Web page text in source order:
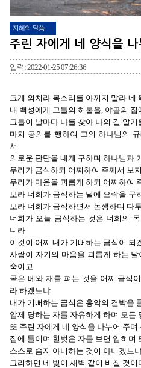
지혜의 말씀
주린 자에게 네 양식을 나
입력: 2022-01-25 07:26:36
크게 외치라 목소리를 아끼지 말라 네
내 백성에게 그들의 허물을, 야곱의
그들이 날마다 나를 찾아 나의 길 알기
마치 공의를 행하여 그의 하나님의
서
의로운 판단을 내게 구하며 하나님과
우리가 금식하되 어찌하여 주께서 보
우리가 마음을 괴롭게 하되 어찌하여
보라 너희가 금식하는 날에 오락을 구
보라 너희가 금식하면서 논쟁하며 다
너희가 오늘 금식하는 것은 너희의
니라
이것이 어찌 내가 기뻐하는 금식이 되
사람이 자기의 마음을 괴롭게 하는
숙이고
굵은 베와 재를 펴는 것을 어찌 금식
라 하겠느냐
내가 기뻐하는 금식은 흉악의 결박을
압제 당하는 자를 자유하게 하며 모든
또 주린 자에게 네 양식을 나누어 주며
집에 들이며 헐벗은 자를 보면 입히며
스스로 숨지 아니하는 것이 아니겠느
그리하면 네 빛이 새벽 같이 비칠 것